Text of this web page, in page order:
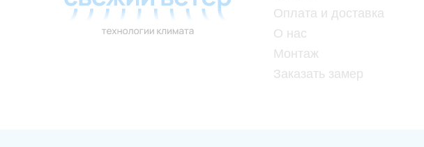
Оплата и доставка
О нас
Монтаж
Заказать замер